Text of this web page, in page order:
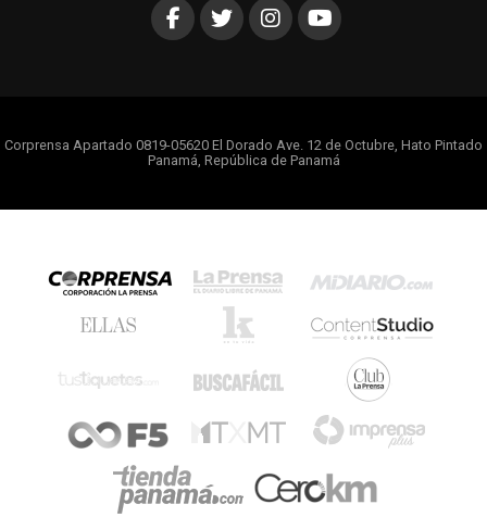
Corprensa Apartado 0819-05620 El Dorado Ave. 12 de Octubre, Hato Pintado
Panamá, República de Panamá